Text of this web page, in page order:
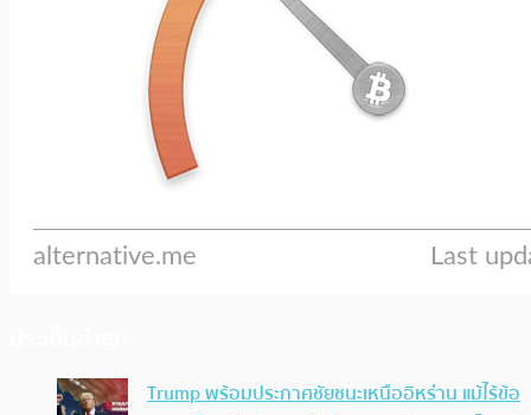
Trump พร้อมประกาศชัยชนะเหนืออิหร่าน แม้ไร้ข้อ